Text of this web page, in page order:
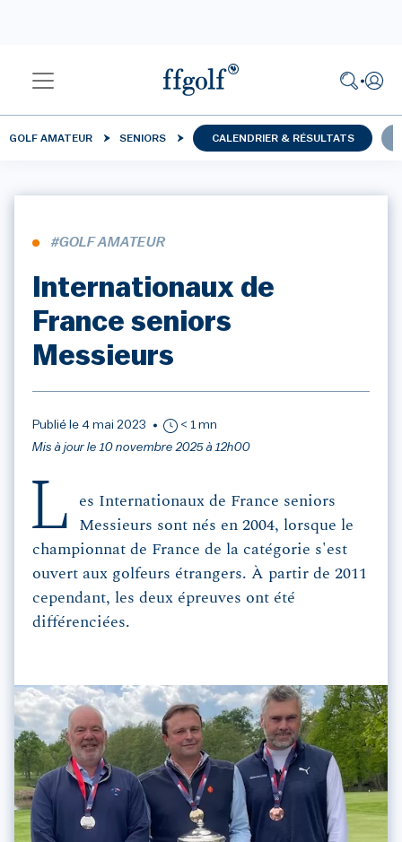
GOLF AMATEUR SENIORS CALENDRIER & RÉSULTATS
#GOLF AMATEUR
Internationaux de
France seniors
Messieurs
Publié le 4 mai 2023
< 1 mn
Mis à jour le 10 novembre 2025 à 12h00
L
es Internationaux de France seniors
Messieurs sont nés en 2004, lorsque le
championnat de France de la catégorie s'est
ouvert aux golfeurs étrangers. À partir de 2011
cependant, les deux épreuves ont été
différenciées.